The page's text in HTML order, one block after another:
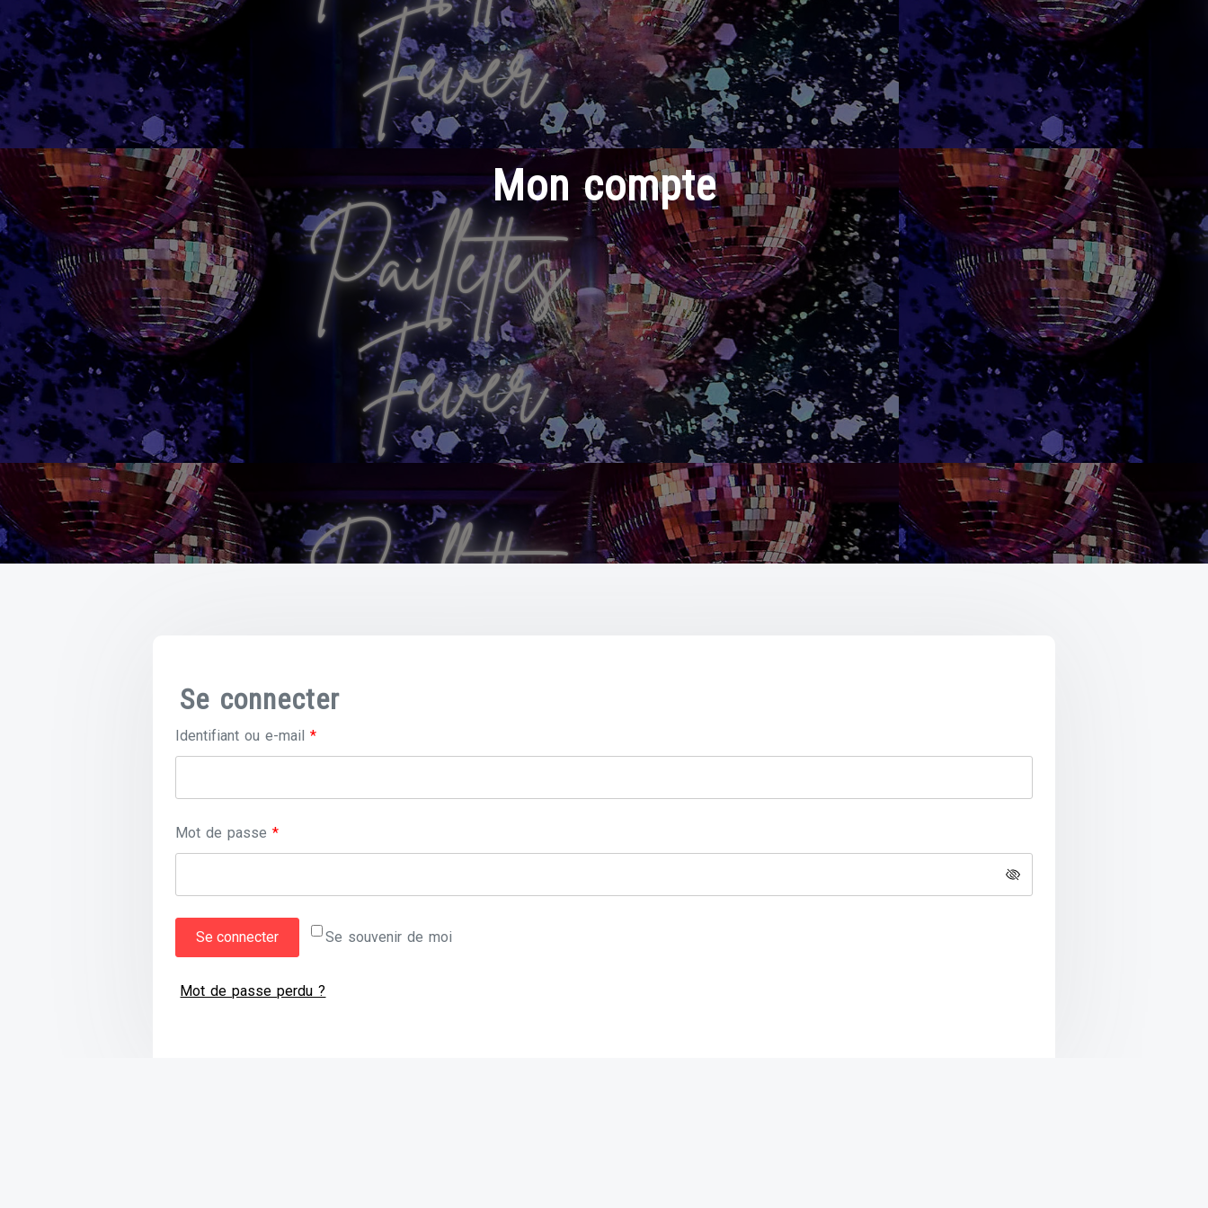
Mon compte
Se connecter
Identifiant ou e-mail*Obligatoire
Mot de passe*Obligatoire
Se souvenir de moi
Se connecter
Mot de passe perdu ?